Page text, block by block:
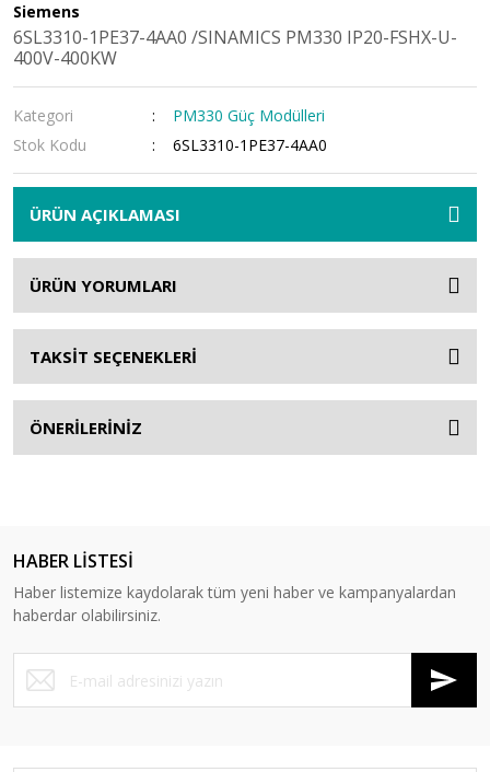
Siemens
6SL3310-1PE37-4AA0 /SINAMICS PM330 IP20-FSHX-U-
400V-400KW
Kategori
PM330 Güç Modülleri
Stok Kodu
6SL3310-1PE37-4AA0
ÜRÜN AÇIKLAMASI
ÜRÜN YORUMLARI
TAKSİT SEÇENEKLERİ
ÖNERİLERİNİZ
HABER LİSTESİ
Haber listemize kaydolarak tüm yeni haber ve kampanyalardan
haberdar olabilirsiniz.